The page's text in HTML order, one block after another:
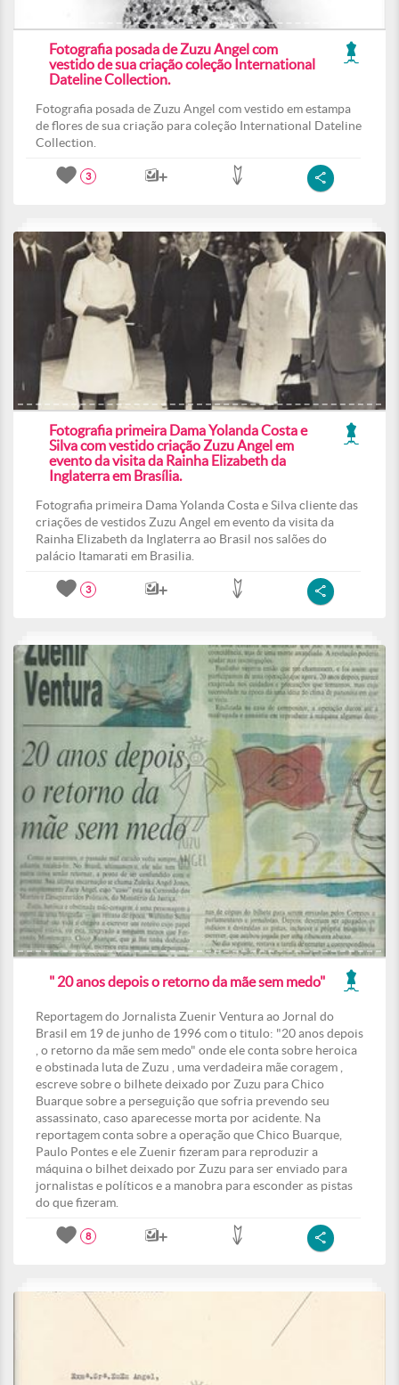
Fotografia posada de Zuzu Angel com
vestido de sua criação coleção International
Dateline Collection.
Fotografia posada de Zuzu Angel com vestido em estampa
de flores de sua criação para coleção International Dateline
Collection.
3
Fotografia primeira Dama Yolanda Costa e
Silva com vestido criação Zuzu Angel em
evento da visita da Rainha Elizabeth da
Inglaterra em Brasília.
Fotografia primeira Dama Yolanda Costa e Silva cliente das
criações de vestidos Zuzu Angel em evento da visita da
Rainha Elizabeth da Inglaterra ao Brasil nos salões do
palácio Itamarati em Brasilia.
3
" 20 anos depois o retorno da mãe sem medo"
Reportagem do Jornalista Zuenir Ventura ao Jornal do
Brasil em 19 de junho de 1996 com o titulo: "20 anos depois
, o retorno da mãe sem medo" onde ele conta sobre heroica
e obstinada luta de Zuzu , uma verdadeira mãe coragem ,
escreve sobre o bilhete deixado por Zuzu para Chico
Buarque sobre a perseguição que sofria prevendo seu
assassinato, caso aparecesse morta por acidente. Na
reportagem conta sobre a operação que Chico Buarque,
Paulo Pontes e ele Zuenir fizeram para reproduzir a
máquina o bilhet deixado por Zuzu para ser enviado para
jornalistas e políticos e a manobra para esconder as pistas
do que fizeram.
8